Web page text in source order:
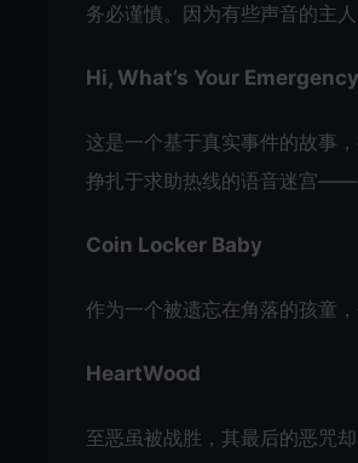
务必谨慎。因为有些声音的主
Hi, What’s Your Emergency
这是一个基于真实事件的故事
挣扎于求助热线的语音迷宫——
Coin Locker Baby
作为一个被遗忘在角落的孩童
HeartWood
至恶虽被战胜，其最后的恶咒